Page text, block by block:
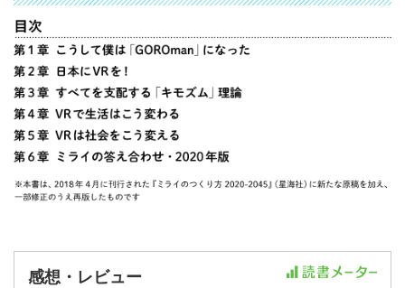
感想・レビュー